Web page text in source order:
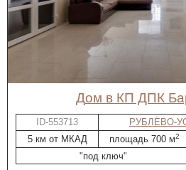
дом в КП ДПК
ID-553713
РУБЛЁВО-
5 км от МКАД
площадь 700 м2
"под ключ"